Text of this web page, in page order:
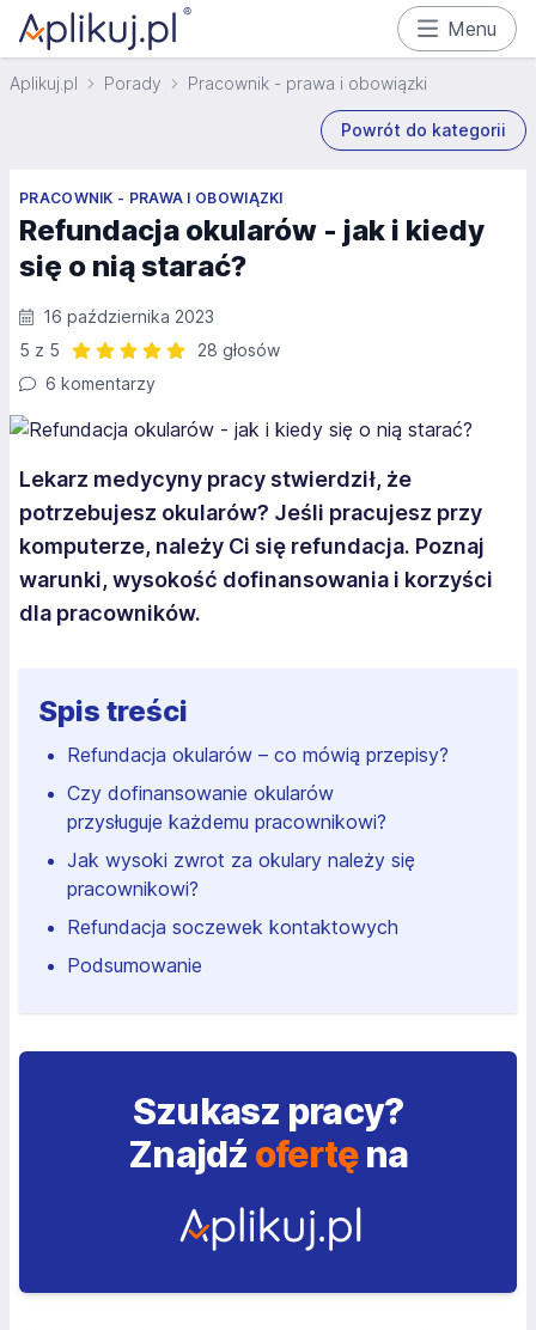
Menu
Aplikuj.pl Porady Pracownik - prawa i obowiązki
Powrót do kategorii
PRACOWNIK - PRAWA I OBOWIĄZKI
Refundacja okularów - jak i kiedy
się o nią starać?
16 października 2023
5 z 5
28 głosów
6 komentarzy
Lekarz medycyny pracy stwierdził, że
potrzebujesz okularów? Jeśli pracujesz przy
komputerze, należy Ci się refundacja. Poznaj
warunki, wysokość dofinansowania i korzyści
dla pracowników.
Spis treści
Refundacja okularów – co mówią przepisy?
Czy dofinansowanie okularów
przysługuje każdemu pracownikowi?
Jak wysoki zwrot za okulary należy się
pracownikowi?
Refundacja soczewek kontaktowych
Podsumowanie
Szukasz pracy?
Znajdź ofertęna